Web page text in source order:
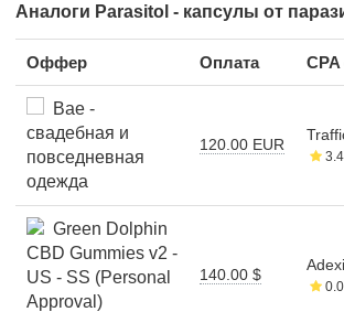
Аналоги Parasitol - капсулы от
Оффер Оплата CPA
Bae -
свадебная и
повседневная
одежда
120.00 EUR
3.4
Green Dolphin
CBD Gummies v2 -
US - SS (Personal
Approval)
140.00 $
0.0